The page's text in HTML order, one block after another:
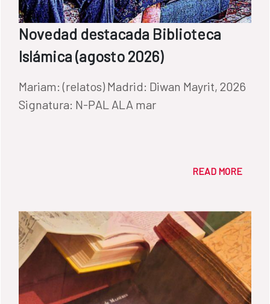
Novedad destacada Biblioteca
Islámica (agosto 2026)
Mariam: (relatos) Madrid: Diwan Mayrit, 2026
Signatura: N-PAL ALA mar
READ MORE